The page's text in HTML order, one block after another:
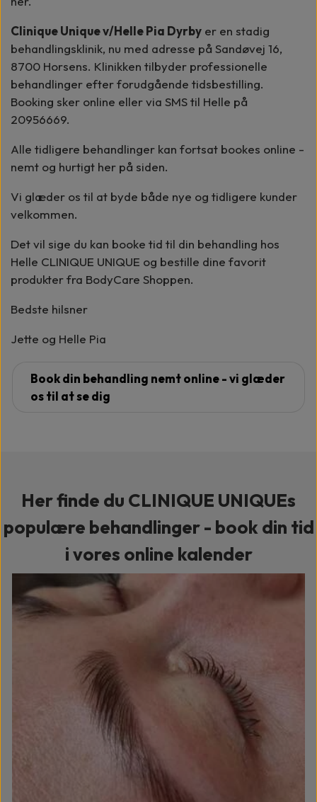
Clinique Unique v/Helle Pia Dyrby er en stadig
behandlingsklinik, nu med adresse på Sandøvej 16,
8700 Horsens. Klinikken tilbyder professionelle
behandlinger efter forudgående tidsbestilling.
Booking sker online eller via SMS til Helle på
20956669.
Alle tidligere behandlinger kan fortsat bookes online -
nemt og hurtigt her på siden.
Vi glæder os til at byde både nye og tidligere kunder
velkommen.
Det vil sige du kan booke tid til din behandling hos
Helle CLINIQUE UNIQUE og bestille dine favorit
produkter fra BodyCare Shoppen.
Bedste hilsner
Jette og Helle Pia
Book din behandling nemt online - vi glæder
os til at se dig
Her finde du CLINIQUE UNIQUEs
populære behandlinger - book din tid
i vores online kalender